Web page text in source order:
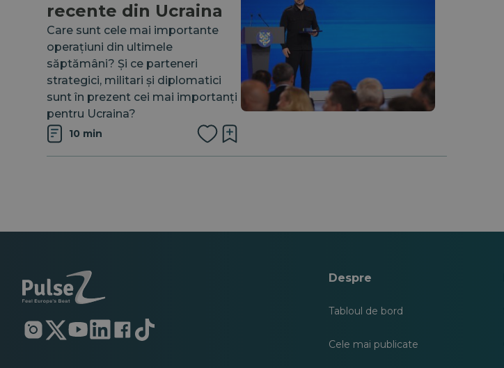
recente din Ucraina
Care sunt cele mai importante
operațiuni din ultimele
săptămâni? Și ce parteneri
strategici, militari și diplomatici
sunt în prezent cei mai importanți
pentru Ucraina?
10 min
Se
deschide
Se
deschide
Se
deschide
Se
deschide
Se
deschide
Se
deschide
Despre
Tabloul de bord
Cele mai publicate